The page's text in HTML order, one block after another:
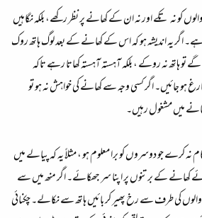
کو نہ تکے اور نہ ان کے کھانے پر نظر رکھے، بلکہ نگاہیں
اگر یہ اندیشہ ہو کہ اس کے کھانے کے بعد لوگ ہاتھ روک
ہاتھ نہ روکے ، بلکہ آہستہ آہستہ کھاتا رہے تاکہ
جائیں۔ اگر کسی وجہ سے کھانے کی خواہش نہ ہو تو
میں مشغول رہیں۔
نہ کرے جو دوسروں کو برا معلوم ہو ، مثلاً یہ کہ پیالے میں
کھانے کے برتنوں پر اپنا سر جھکائے۔ اگر منھ میں سے
والوں کی طرف سے رخ پھیر کر بائیں ہاتھ سے نکالے۔ چکنائی